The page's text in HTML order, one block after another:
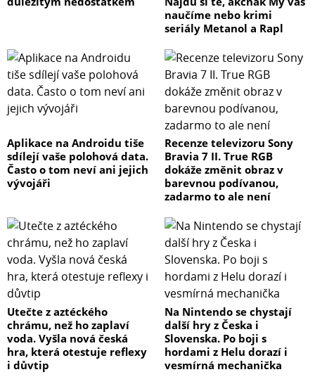
naučíme nebo krimi
seriály Metanol a Rapl
Aplikace na Androidu tiše
sdílejí vaše polohová data.
Často o tom neví ani jejich
vývojáři
Recenze televizoru Sony
Bravia 7 II. True RGB
dokáže změnit obraz v
barevnou podívanou,
zadarmo to ale není
Utečte z aztéckého
chrámu, než ho zaplaví
voda. Vyšla nová česká
hra, která otestuje reflexy
i důvtip
Na Nintendo se chystají
další hry z Česka i
Slovenska. Po boji s
hordami z Helu dorazí i
vesmírná mechanička